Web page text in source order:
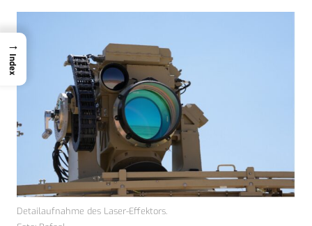
Detailaufnahme des Laser-Effektors.
→
Index